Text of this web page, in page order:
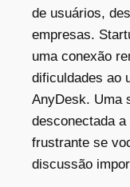
de usuários,
empresas​.
uma conexão
dificuldades ao
AnyDesk. Uma
desconectada
frustrante se
discussão